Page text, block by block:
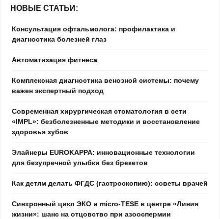
НОВЫЕ СТАТЬИ:
Консультация офтальмолога: профилактика и
диагностика болезней глаз
Автоматизация фитнеса
Комплексная диагностика венозной системы: почему
важен экспертный подход
Современная хирургическая стоматология в сети
«IMPL»: безболезненные методики и восстановление
здоровья зубов
Элайнеры EUROKAPPA: инновационные технологии
для безупречной улыбки без брекетов
Как детям делать ФГДС (гастроскопию): советы врачей
Синхронный цикл ЭКО и micro-TESE в центре «Линия
жизни»: шанс на отцовство при азооспермии